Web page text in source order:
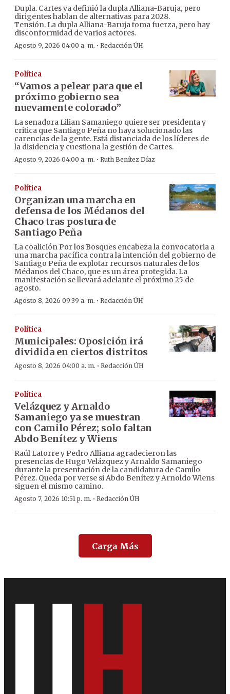
Dupla. Cartes ya definió la dupla Alliana-Baruja, pero
dirigentes hablan de alternativas para 2028.
Tensión. La dupla Alliana-Baruja toma fuerza, pero hay
disconformidad de varios actores.
Agosto 9, 2026 04:00 a. m. · Redacción ÚH
Política
“Vamos a pelear para que el
próximo gobierno sea
nuevamente colorado”
La senadora Lilian Samaniego quiere ser presidenta y
critica que Santiago Peña no haya solucionado las
carencias de la gente. Está distanciada de los líderes de
la disidencia y cuestiona la gestión de Cartes.
Agosto 9, 2026 04:00 a. m. · Ruth Benítez Díaz
Política
Organizan una marcha en
defensa de los Médanos del
Chaco tras postura de
Santiago Peña
La coalición Por los Bosques encabeza la convocatoria a
una marcha pacífica contra la intención del gobierno de
Santiago Peña de explotar recursos naturales de los
Médanos del Chaco, que es un área protegida. La
manifestación se llevará adelante el próximo 25 de
agosto.
Agosto 8, 2026 09:39 a. m. · Redacción ÚH
Política
Municipales: Oposición irá
dividida en ciertos distritos
Agosto 8, 2026 04:00 a. m. · Redacción ÚH
Política
Velázquez y Arnaldo
Samaniego ya se muestran
con Camilo Pérez; solo faltan
Abdo Benítez y Wiens
Raúl Latorre y Pedro Alliana agradecieron las
presencias de Hugo Velázquez y Arnaldo Samaniego
durante la presentación de la candidatura de Camilo
Pérez. Queda por verse si Abdo Benítez y Arnoldo Wiens
siguen el mismo camino.
Agosto 7, 2026 10:51 p. m. · Redacción ÚH
Carga Más